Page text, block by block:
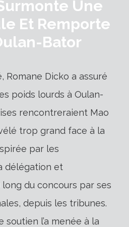
Une
Et Remporte
Bator
Romane Dicko a assuré
poids lourds à Oulan-
rencontreraient Mao
trop grand face à la
par les
délégation et
du concours par ses
depuis les tribunes.
soutien l’a menée à la